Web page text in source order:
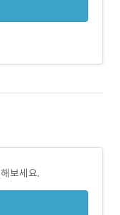
보세요.